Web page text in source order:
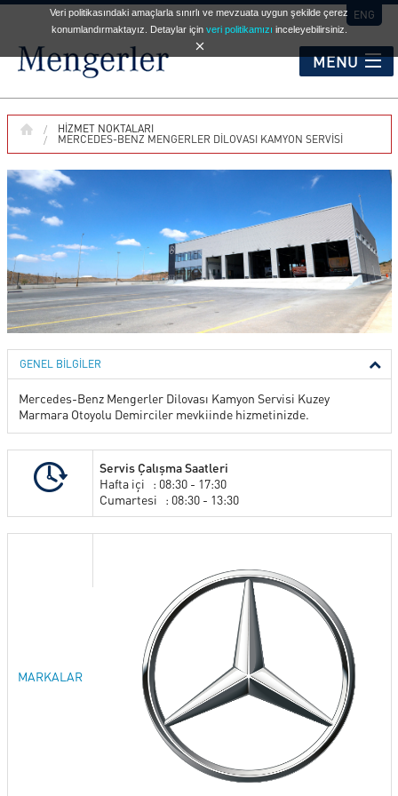
ENG
MENU
HİZMET NOKTALARI
OTOMOBİL
TİCARİ ARAÇLAR
SERVİS
KİRALAMA HİZMETLERİ
TEST SÜRÜŞ TALEBİ
GÖRÜŞ ÖNERİ FORMU
İLETİŞİM FORMU
HIZMET NOKTALARI
MERCEDES-BENZ MENGERLER DILOVASI KAMYON SERVISI
GENEL BİLGİLER
Mercedes-Benz Mengerler Dilovası Kamyon Servisi Kuzey
Marmara Otoyolu Demirciler mevkiinde hizmetinizde.
Servis Çalışma Saatleri
Hafta içi : 08:30 - 17:30
Cumartesi : 08:30 - 13:30
MARKALAR
Veri politikasındaki amaçlarla sınırlı ve mevzuata uygun şekilde çerez
konumlandırmaktayız. Detaylar için veri politikamızı inceleyebilirsiniz.